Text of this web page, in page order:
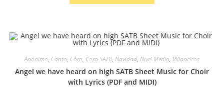
Anónimo, Canto, Coro, Coro SATB, Navidad, Nivel Medio, Villancicos
Angel we have heard on high SATB Sheet Music for Choir
with Lyrics (PDF and MIDI)